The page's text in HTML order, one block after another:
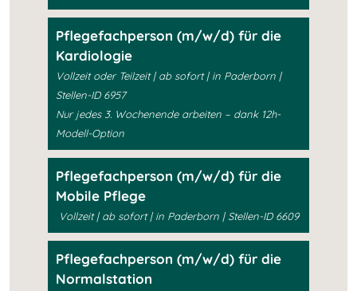
Pflegefachperson (m/w/d) für die
Kardiologie
Vollzeit oder Teilzeit | ab sofort | in Paderborn |
Stellen-ID 6957
Nur jedes 3. Wochenende arbeiten – dank 12h-
Modell-Option
Pflegefachperson (m/w/d) für die
Mobile Pflege
Vollzeit | ab sofort | in Paderborn | Stellen-ID 6609
Pflegefachperson (m/w/d) für die
Normalstation